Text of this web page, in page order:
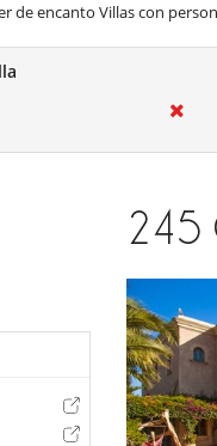
de encanto Villas con
245